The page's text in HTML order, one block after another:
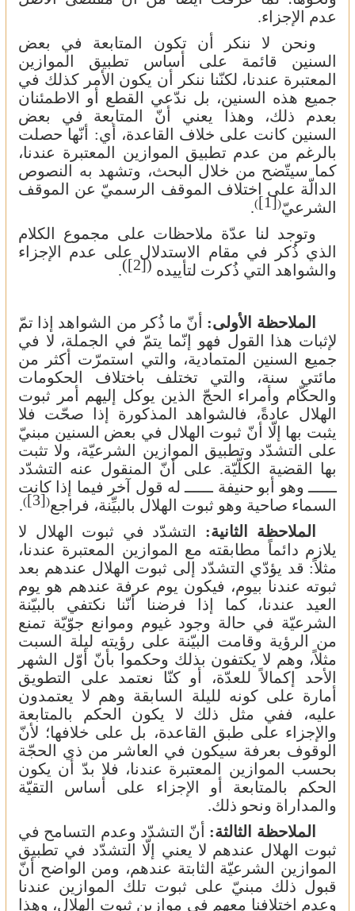
عدم الإجزاء.
ونحن لا ننكر أن تكون المتابعة في بعض
السنين قائمة على أساس تطبيق الموازين
المعتبرة عندنا، لكنّنا ننكر أن يكون الأمر كذلك في
جميع هذه السنين، بل ندّعي القطع أو الاطمئنان
بعدم ذلك، وهذا يعني أنّ المتابعة في بعض
السنين كانت على خلاف القاعدة، أي: أنّها حصلت
بالرغم من عدم تطبيق الموازين المعتبرة عندنا،
كما سيتّضح من خلال البحث، وتشهد به النصوص
الدالّة على اختلاف الموقف الرسميّ عن الموقف
الشرعيّ(
[1]
)
.
وتوجد لنا عدّة ملاحظات على مجموع الكلام
الذي ذُكر في مقام الاستدلال على عدم الإجزاء
والشواهد التي ذُكرت لتأييده (
[2]
)
.
الملاحظة الأولى: أنّ ما ذُكر من الشواهد إذا تمّ
لإثبات هذا القول فهو إنّما يتمّ في الجملة، لا في
جميع السنين المتمادية، والتي استمرّت أكثر من
مائتي سنة، والتي تختلف باختلاف الحكومات
والحكّام وأمراء الحجّ الذين يوكل إليهم أمر ثبوت
الهلال عادةً، فالشواهد المذكورة إذا صحّت فلا
يثبت بها إلّا أنّ ثبوت الهلال في بعض السنين مبنيّ
على التشدّد وتطبيق الموازين الشرعيّة، ولا تثبت
بها القضية الكلّيّة. على أنّ المنقول عنه التشدّد
ــــــ وهو أبو حنيفة ــــــ له قول آخر فيما إذا كانت
السماء صاحية وهو ثبوت الهلال بالبيِّنة، فراجع(
[3]
)
.
الملاحظة الثانية:
التشدّد في ثبوت الهلال لا
يلازم دائماً مطابقته مع الموازين المعتبرة عندنا،
مثلاً: قد يؤدّي التشدّد إلى ثبوت الهلال عندهم بعد
ثبوته عندنا بيوم، فيكون يوم عرفة عندهم هو يوم
العيد عندنا، كما إذا فرضنا أنّنا نكتفي بالبيّنة
الشرعيّة في حالة وجود غيوم وموانع جوّيّة تمنع
من الرؤية وقامت البيّنة على رؤيته ليلة السبت
مثلاً، وهم لا يكتفون بذلك وحكموا بأنّ أوّل الشهر
الأحد إكمالاً للعدّة، أو كنّا نعتمد على التطويق
أمارة على كونه لليلة السابقة وهم لا يعتمدون
عليه، ففي مثل ذلك لا يكون الحكم بالمتابعة
والإجزاء على طبق القاعدة، بل على خلافها؛ لأنّ
الوقوف بعرفة سيكون في العاشر من ذي الحجّة
بحسب الموازين المعتبرة عندنا، فلا بدّ أن يكون
الحكم بالمتابعة أو الإجزاء على أساس التقيّة
والمداراة ونحو ذلك.
الملاحظة الثالثة: أنّ التشدّد وعدم التسامح في
ثبوت الهلال عندهم لا يعني إلّا التشدّد في تطبيق
الموازين الشرعيّة الثابتة عندهم، ومن الواضح أنّ
قبول ذلك مبنيّ على ثبوت تلك الموازين عندنا
وعدم اختلافنا معهم في موازين ثبوت الهلال، وهذا